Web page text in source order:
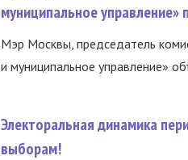
муниципальное
Мэр Москвы, председатель
и муниципальное управление»
Электоральная динамика
выборам!